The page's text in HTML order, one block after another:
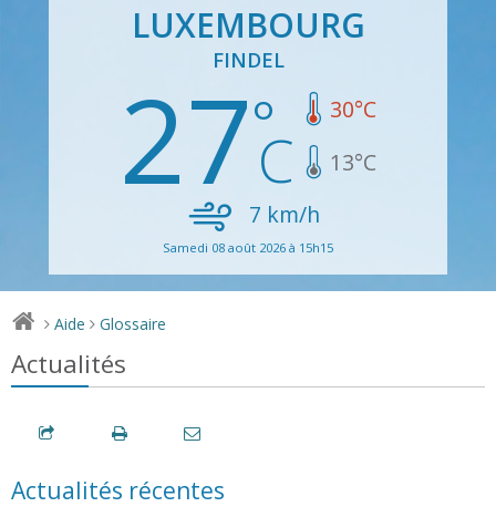
LUXEMBOURG
FINDEL
27 30°C
13°C
7 km/h
Samedi 08 août 2026 à 15h15
> Aide > Glossaire
Actualités
Actualités récentes